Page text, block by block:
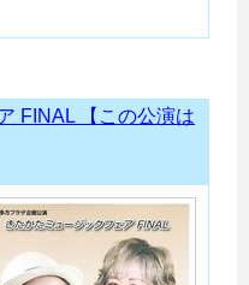
FINAL 【この公演は